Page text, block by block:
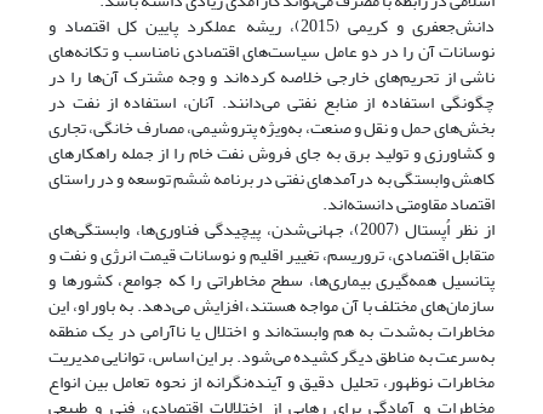
دانش‌جعفری و کریمی (2015)، ریشه عملکرد پایین کل اقتصاد و
نوسانات آن را در دو عامل سیاست‌های اقتصادی نامناسب و تکانه‌های
ناشی از تحریم‌های خارجی خلاصه کرده‌اند و وجه مشترک آن‌ها را در
چگونگی استفاده از منابع نفتی می‌دانند. آنان، استفاده از نفت در
بخش‌های حمل و نقل و صنعت، به‌ویژه پتروشیمی، مصارف خانگی، تجاری
و کشاورزی و تولید برق به جای فروش نفت خام را از جمله راهکارهای
کاهش وابستگی به درآمدهای نفتی در برنامه ششم توسعه و در راستای
اقتصاد مقاومتی دانسته‌اند.
از نظر اُپستال (2007)، جهانی‌شدن، پیچیدگی فناوری‌ها، وابستگی‌های
متقابل اقتصادی، تروریسم، تغییر اقلیم و نوسانات قیمت انرژی و نفت و
پتانسیل همه‌گیری بیماری‌ها، سطح مخاطراتی را که جوامع، کشورها و
سازمان‌های مختلف با آن مواجه هستند، افزایش می‌دهد. به باور او، این
مخاطرات به‌شدت به هم وابسته‌اند و اختلال یا ناآرامی در یک منطقه
به‌سرعت به مناطق دیگر کشیده می‌شود. بر این اساس، توانایی مدیریت
مخاطرات نوظهور، تحلیل دقیق و آینده‌نگرانه از نحوه تعامل بین انواع